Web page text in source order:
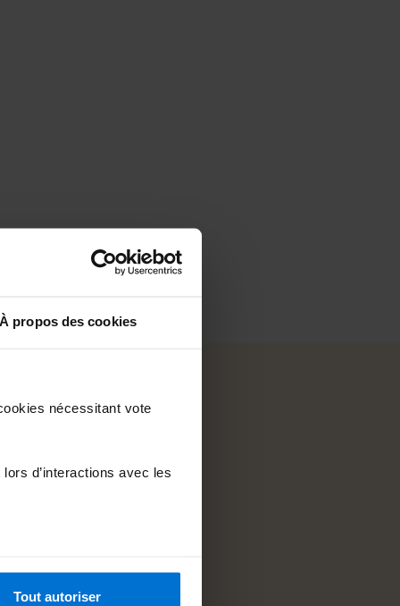
À propos des cookies
nécessitant vote
d’interactions avec les
des cookies.
Tout autoriser